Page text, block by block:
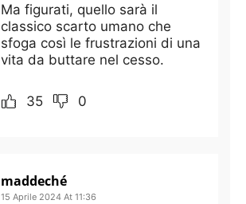
Ma figurati, quello sarà il
classico scarto umano che
sfoga così le frustrazioni di una
vita da buttare nel cesso.
35 0
maddeché
15 Aprile 2024 At 11:36